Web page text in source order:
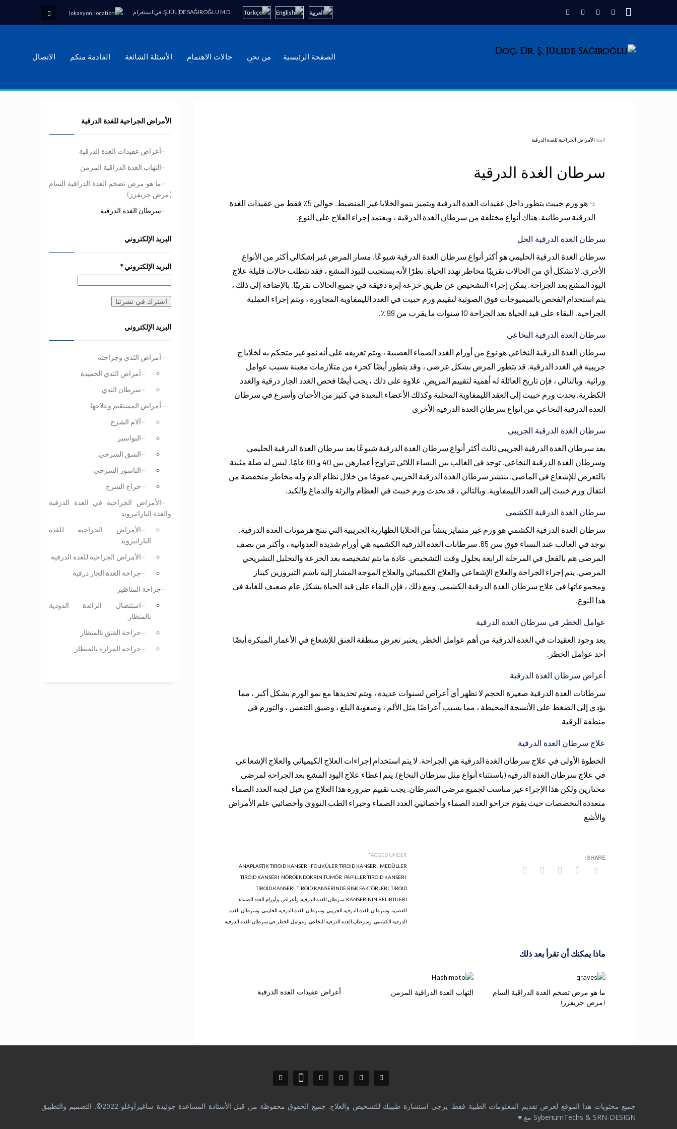
Ş.JÜLİDE SAĞIROĞLU M.D. في انستغرام
الصفحة الرئيسية من نحن جالات الاهتمام الأسئلة الشائعة القادمة منكم الاتصال
الفئة الأمراض الجراحية للغدة الدرقية
سرطان الغدة الدرقية
:- هو ورم خبيث يتطور داخل عقيدات الغدة الدرقية ويتميز بنمو الخلايا غير المنضبط. حوالي 5٪ فقط من عقيدات الغدة
الدرقية سرطانية. هناك أنواع مختلفة من سرطان الغدة الدرقية ، ويعتمد إجراء العلاج على النوع.
سرطان الغدة الدرقية الحل
سرطان الغدة الدرقية الحليمي هو أكثر أنواع سرطان الغدة الدرقية شيوعًا. مسار المرض غير إشكالي أكثر من الأنواع
الأخرى. لا تشكل أي من الحالات تقريبًا مخاطر تهدد الحياة. نظرًا لأنه يستجيب لليود المشع ، فقد تتطلب حالات قليلة علاج
اليود المشع بعد الجراحة. يمكن إجراء التشخيص عن طريق خزعة إبرة دقيقة في جميع الحالات تقريبًا. بالإضافة إلى ذلك ،
يتم استخدام الفحص بالميميوجات فوق الصوتية لتقييم ورم خبيث في الغدد الليمفاوية المجاورة ، ويتم إجراء العملية
الجراحية. البقاء على قيد الحياة بعد الجراحة 10 سنوات ما يقرب من 99 ٪.
سرطان الغدة الدرقية النخاعي
سرطان الغدة الدرقية النخاعي هو نوع من أورام الغدد الصماء العصبية ، ويتم تعريفه على أنه نمو غير متحكم به لخلايا ج
جريبية في الغدد الدرقية. قد يتطور المرض بشكل عرضي ، وقد يتطور أيضًا كجزء من متلازمات معينة بسبب عوامل
وراثية. وبالتالي ، فإن تاريخ العائلة له أهمية لتقييم المريض. علاوة على ذلك ، يجب أيضًا فحص الغدد الجار درقية والغدد
الكظرية. يحدث ورم خبيث إلى العقد الليمفاوية المحلية وكذلك الأعضاء البعيدة في كثير من الأحيان وأسرع في سرطان
الغدة الدرقية النخاعي من أنواع سرطان الغدة الدرقية الأخرى
سرطان الغدة الدرقية الجريبي
يعد سرطان الغدة الدرقية الجريبي ثالث أكثر أنواع سرطان الغدة الدرقية شيوعًا بعد سرطان الغدة الدرقية الحليمي
وسرطان الغدة الدرقية النخاعي. توجد في الغالب بين النساء اللائي تتراوح أعمارهن بين 40 و 60 عامًا. ليس له صلة مثبتة
بالتعرض للإشعاع في الماضي. ينتشر سرطان الغدة الدرقية الجريبي عمومًا من خلال نظام الدم وله مخاطر منخفضة من
انتقال ورم خبيث إلى الغدد الليمفاوية. وبالتالي ، قد يحدث ورم خبيث في العظام والرئة والدماغ والكبد.
سرطان الغدة الدرقية الكشمي
سرطان الغدة الدرقية الكشمي هو ورم غير متمايز ينشأ من الخلايا الظهارية الجريبية التي تنتج هرمونات الغدة الدرقية.
توجد في الغالب عند النساء فوق سن 65. سرطانات الغدة الدرقية الكشمية هي أورام شديدة العدوانية ، وأكثر من نصف
المرضى هم بالفعل في المرحلة الرابعة بحلول وقت التشخيص. عادة ما يتم تشخيصه بعد الخزعة والتحليل التشريحي
المرضي. يتم إجراء الجراحة والعلاج الإشعاعي والعلاج الكيميائي والعلاج الموجه المشار إليه باسم التيروزين كيناز
ومجموعاتها في علاج سرطان الغدة الدرقية الكشمي. ومع ذلك ، فإن البقاء على قيد الحياة بشكل عام ضعيف للغاية في
هذا النوع.
عوامل الخطر في سرطان الغدة الدرقية
يعد وجود العقيدات في الغدة الدرقية من أهم عوامل الخطر. يعتبر تعرض منطقة العنق للإشعاع في الأعمار المبكرة أيضًا
أحد عوامل الخطر.
أعراض سرطان الغدة الدرقية
سرطانات الغدة الدرقية صغيرة الحجم لا تظهر أي أعراض لسنوات عديدة ، ويتم تحديدها مع نمو الورم بشكل أكبر ، مما
يؤدي إلى الضغط على الأنسجة المحيطة ، مما يسبب أعراضًا مثل الألم ، وصعوبة البلع ، وضيق التنفس ، والتورم في
منطقة الرقبة
علاج سرطان الغدة الدرقية
الخطوة الأولى في علاج سرطان الغدة الدرقية هي الجراحة. لا يتم استخدام إجراءات العلاج الكيميائي والعلاج الإشعاعي
في علاج سرطان الغدة الدرقية (باستثناء أنواع مثل سرطان النخاع). يتم إعطاء علاج اليود المشع بعد الجراحة لمرضى
مختارين ولكن هذا الإجراء غير مناسب لجميع مرضى السرطان. يجب تقييم ضرورة هذا العلاج من قبل لجنة الغدد الصماء
متعددة التخصصات حيث يقوم جراحو الغدد الصماء وأخصائيي الغدد الصماء وخبراء الطب النووي وأخصائيي علم الأمراض
والأشع
TAGGED UNDER:
ANAPLASTIK TIROID KANSERI FOLIKÜLER TIROID KANSERI MEDÜLLER
TIROID KANSERI NÖROENDOKRIN TÜMÖR PAPILLER TIROID KANSERI
TIROID KANSERI ,TIROID KANSERINDE RISK FAKTÖRLERI ,TIROID
KANSERININ BELIRTILERI سرطان الغدة الدرقية, وأعراض وأورام الغدد الصماء
العصبية, وسرطان الغدة الدرقية الجريبي, وسرطان الغدة الدرقية الحليمي, وسرطان الغدة
الدرقية الكشمي, وسرطان الغدة الدرقية النخاعي, وعوامل الخطر في سرطان الغدة الدرقية
ماذا يمكنك أن تقرأ بعد ذلك
ما هو مرض تضخم الغدة الدراقية السام
(مرض جريفرز)
التهاب الغدة الدراقية المزمن أعراض عقيدات الغدة الدرقية
الأمراض الجراحية للغدة الدرقية
أعراض عقيدات الغدة الدرقية
التهاب الغدة الدراقية المزمن
ما هو مرض تضخم الغدة الدراقية السام
(مرض جريفرز)
سرطان الغدة الدرقية
البريد الإلكتروني
البريد الإلكتروني*
البريد الإلكتروني
أمراض الثدي وجراحته
أمراض الثدي الحميدة
سرطان الثدي
أمراض المستقيم وعلاجها
آلام الشرج
البواسير
الشق الشرجي
الناسور الشرجي
خراج الشرج
الأمراض الجراحية في الغدة الدرقية
والغدة الباراثيرويد
الأمراض الجراحية للغدة
الباراثيرويد
الأمراض الجراحية للغدة الدرقية
جراحة الغدة الجار درقية
جراحة المناظير
استئصال الزائدة الدودية
بالمنظار
جراحة الفتق بالمنظار
جراحة المرارة بالمنظار
جميع محتويات هذا الموقع لغرض تقديم المعلومات الطبية فقط. يرجى استشارة طبيبك للتشخيص والعلاج. جميع الحقوق محفوظة من قبل الأستاذة المساعدة جوليدة ساغيرأوغلو 2022©. التصميم والتطبيق
SyberiumTechs & SRN-DESIGN مع ♥